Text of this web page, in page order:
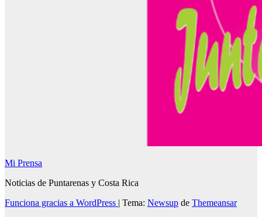
Mi Prensa
Noticias de Puntarenas y Costa Rica
Funciona gracias a WordPress | Tema: Newsup de Themeansar